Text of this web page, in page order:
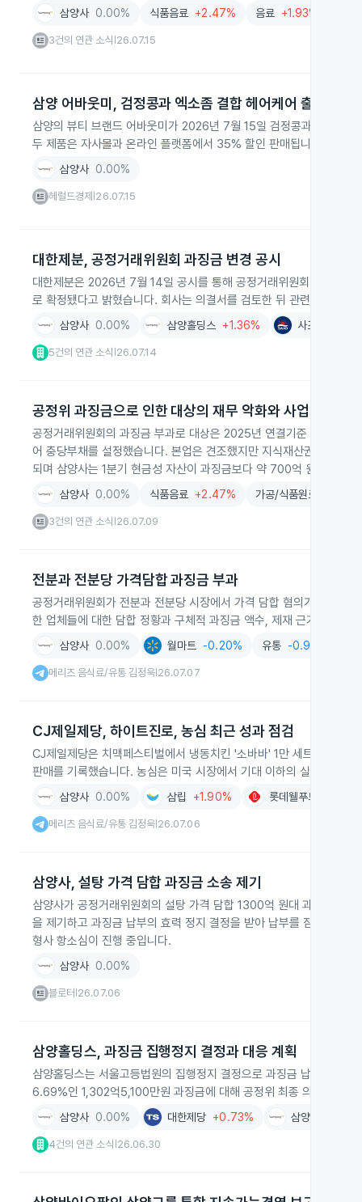
삼양사 0.00% 식품음료 +2.47% 음료 +1.93%
3건의 연관 소식 26.07.15
삼양 어바웃미, 검정콩과 엑소좀 결합 헤어케어 출시
삼양의 뷰티 브랜드 어바웃미가 2026년 7월 15일 검정콩과 엑소좀
두 제품은 자사몰과 온라인 플랫폼에서 35% 할인 판매됩니다.
삼양사 0.00%
헤럴드경제 26.07.15
대한제분, 공정거래위원회 과징금 변경 공시
대한제분은 2026년 7월 14일 공시를 통해 공정거래위원회 과징금
로 확정됐다고 밝혔습니다. 회사는 의결서를 검토한 뒤 관련 법령에
삼양사 0.00% 삼양홀딩스 +1.36% 사조동아원
5건의 연관 소식 26.07.14
공정위 과징금으로 인한 대상의 재무 악화와 사업 영향
공정거래위원회의 과징금 부과로 대상은 2025년 연결기준 당기순
어 충당부채를 설정했습니다. 본업은 견조했지만 지식재산권 라이선
되며 삼양사는 1분기 현금성 자산이 과징금보다 약 700억 원 부족해
삼양사 0.00% 식품음료 +2.47% 가공/식품원료
3건의 연관 소식 26.07.09
전분과 전분당 가격담합 과징금 부과
공정거래위원회가 전분과 전분당 시장에서 가격 담합 혐의가 제기
한 업체들에 대한 담합 정황과 구체적 과징금 액수, 제재 근거를 공개
삼양사 0.00% 월마트 -0.20% 유통 -0.95%
메리츠 음식료/유통 김정욱| 26.07.07
CJ제일제당, 하이트진로, 농심 최근 성과 점검
CJ제일제당은 치맥페스티벌에서 냉동치킨 '소바바' 1만 세트 완판으
판매를 기록했습니다. 농심은 미국 시장에서 기대 이하의 실적을 겪
삼양사 0.00% 삼립 +1.90% 롯데웰푸드
메리츠 음식료/유통 김정욱| 26.07.06
삼양사, 설탕 가격 담합 과징금 소송 제기
삼양사가 공정거래위원회의 설탕 가격 담합 1300억 원대 과징금 처
을 제기하고 과징금 납부의 효력 정지 결정을 받아 납부를 잠정 중단
형사 항소심이 진행 중입니다.
삼양사 0.00%
블로터 26.07.06
삼양홀딩스, 과징금 집행정지 결정과 대응 계획
삼양홀딩스는 서울고등법원의 집행정지 결정으로 과징금 납부 명령
6.69%인 1,302억5,100만원 과징금에 대해 공정위 최종 의결서 수령
삼양사 0.00% 대한제당 +0.73% 삼양홀딩스
4건의 연관 소식 26.06.30